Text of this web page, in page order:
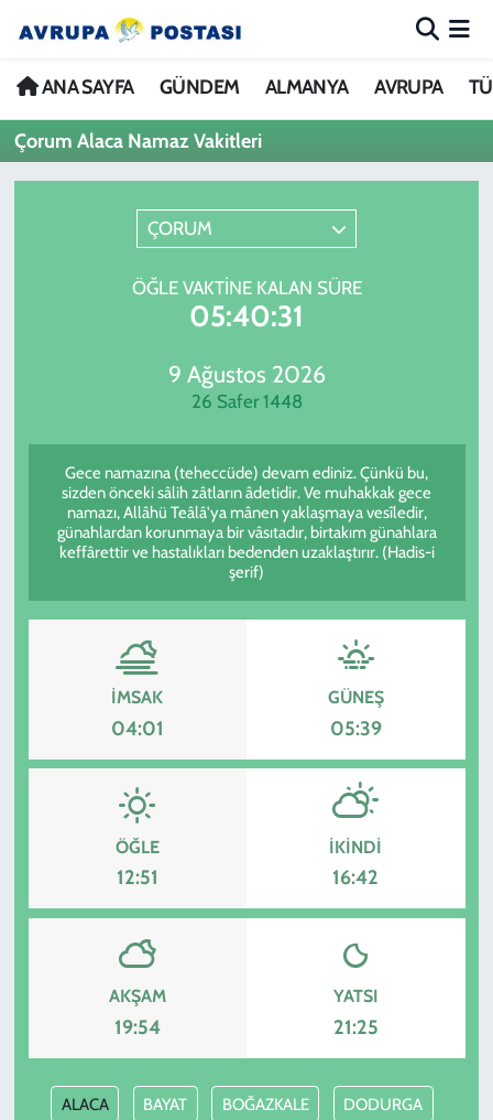
ANA SAYFA GÜNDEM ALMANYA AVRUPA
Çorum Alaca Namaz Vakitleri
ÇORUM
ÖĞLE VAKTINE KALAN SÜRE
05:40:31
9 Ağustos 2026
26 Safer 1448
Gece namazına (teheccüde) devam ediniz. Çünkü bu,
sizden önceki sâlih zâtların âdetidir. Ve muhakkak gece
namazı, Allâhü Teâlâ'ya mânen yaklaşmaya vesîledir,
günahlardan korunmaya bir vâsıtadır, birtakım günahlara
keffârettir ve hastalıkları bedenden uzaklaştırır. (Hadis-i
şerif)
İMSAK
04:01
GÜNEŞ
05:39
ÖĞLE
12:51
İKINDI
16:42
AKŞAM
19:54
YATSI
21:25
ALACA BAYAT BOĞAZKALE DODURGA
ANA SAYFA
GÜNDEM
SPOR
KADIN
Nöbetçi Eczaneler
Hava Durumu
Trafik Durumu
Avrupa Ligi Puan Durumu ve Fikstür
Tüm Manşetler
Haber Arşivi